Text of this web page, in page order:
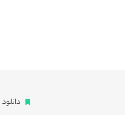
دانلود